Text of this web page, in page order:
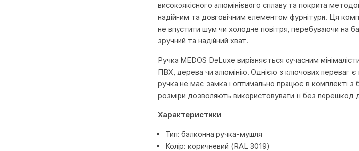
високоякісного алюмінієвого сплаву та покрита
надійним та довговічним елементом фурнітури. Ця
не впустити шум чи холодне повітря, перебуваючи на
зручний та надійний хват.
Ручка MEDOS DeLuxe вирізняється сучасним
ПВХ, дерева чи алюмінію. Однією з ключових переваг
ручка не має замка і оптимально працює в комплекті
розміри дозволяють використовувати її без перешкод
Характеристики
Тип: балконна ручка-мушля
Колір: коричневий (RAL 8019)